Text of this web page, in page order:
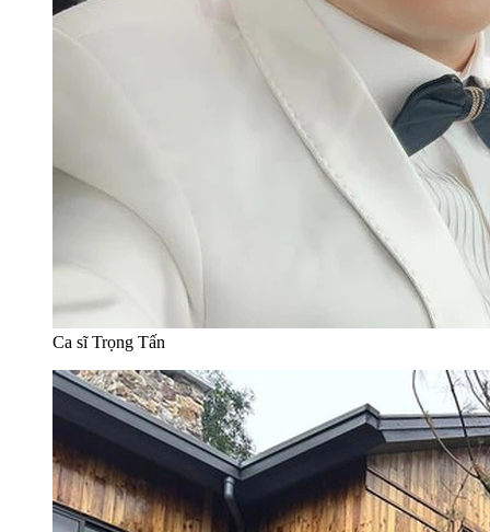
Ca sĩ Trọng Tấn